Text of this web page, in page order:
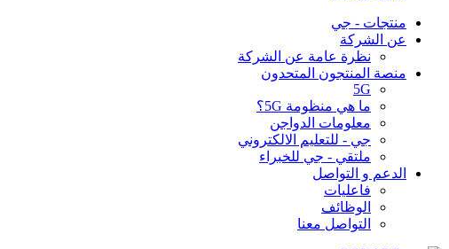
منتجات - جي
عن الشركة
نظرة عامة عن الشركة
منصة المنتجون المتحدون
5G
ما هي منظومة 5G؟
معلومات الدواجن
جي - للتعليم الالكتروني
ملتقي - جي للخبراء
الدعم و التواصل
فاعليات
الوظائف
التواصل معنا